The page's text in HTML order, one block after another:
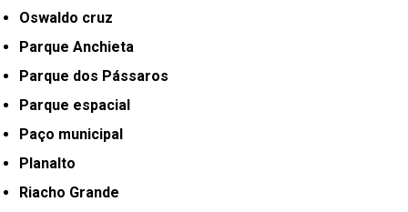
Oswaldo cruz
Parque Anchieta
Parque dos Pássaros
Parque espacial
Paço municipal
Planalto
Riacho Grande